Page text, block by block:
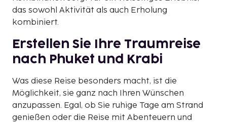
das sowohl Aktivität als auch Erholung
kombiniert.
Erstellen Sie Ihre Traumreise
nach Phuket und Krabi
Was diese Reise besonders macht, ist die
Möglichkeit, sie ganz nach Ihren Wünschen
anzupassen. Egal, ob Sie ruhige Tage am Strand
genießen oder die Reise mit Abenteuern und